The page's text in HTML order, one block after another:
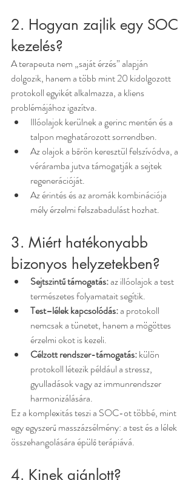
2. Hogyan zajlik egy SOC
kezelés?
A terapeuta nem „saját érzés” alapján
dolgozik, hanem a több mint 20 kidolgozott
protokoll egyikét alkalmazza, a kliens
problémájához igazítva.
Illóolajok kerülnek a gerinc mentén és a
talpon meghatározott sorrendben.
Az olajok a bőrön keresztül felszívódva, a
véráramba jutva támogatják a sejtek
regenerációját.
Az érintés és az aromák kombinációja
mély érzelmi felszabadulást hozhat.
3. Miért hatékonyabb
bizonyos helyzetekben?
Sejtszintű támogatás: az illóolajok a test
természetes folyamatait segítik.
Test–lélek kapcsolódás: a protokoll
nemcsak a tünetet, hanem a mögöttes
érzelmi okot is kezeli.
Célzott rendszer-támogatás: külön
protokoll létezik például a stressz,
gyulladások vagy az immunrendszer
harmonizálására.
Ez a komplexitás teszi a SOC-ot többé, mint
egy egyszerű masszázsélmény: a test és a lélek
összehangolására épülő terápiává.
4. Kinek ajánlott?